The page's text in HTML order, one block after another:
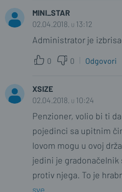
MINI_STAR
02.04.2018. u 13:12
Administrator je
0 0 Odgovori
XSIZE
02.04.2018. u 10:24
Penzioner, volio bi ti
pojedinci sa upitnim
lovom mogu u ovoj
jedini je gradonačelnik
protiv njega. To je
sve